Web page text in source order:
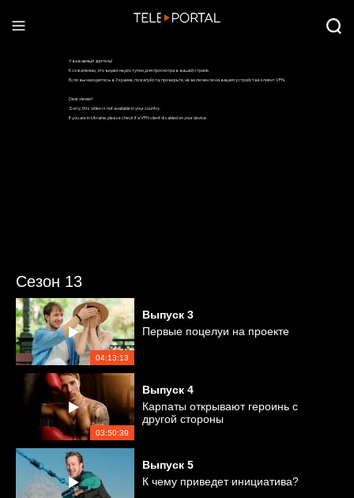
Сезон 13
04:13:13
Выпуск 3
Первые поцелуи на проекте
03:50:39
Выпуск 4
Карпаты открывают героинь с
другой стороны
Выпуск 5
К чему приведет инициатива?